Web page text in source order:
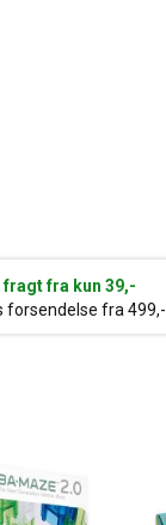
fragt fra kun 39,-
forsendelse fra 499,-